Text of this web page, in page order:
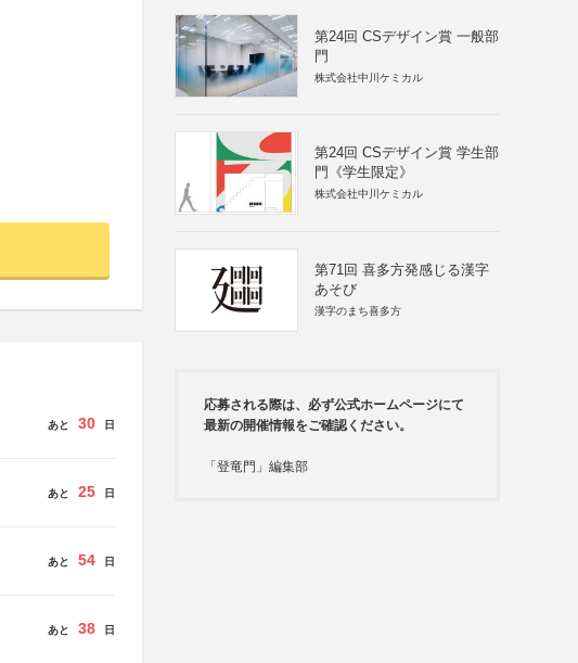
あと 30 日
あと 25 日
あと 54 日
あと 38 日
第24回 CSデザイン賞 一般部
門
株式会社中川ケミカル
第24回 CSデザイン賞 学生部
門《学生限定》
株式会社中川ケミカル
第71回 喜多方発感じる漢字
あそび
漢字のまち喜多方
応募される際は、必ず公式ホームページにて
最新の開催情報をご確認ください。
「登竜門」編集部